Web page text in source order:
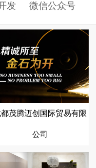
发 微信公众号
都茂腾迈创国际贸易有限
公司